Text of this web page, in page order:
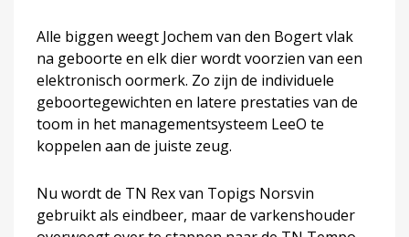
Alle biggen weegt Jochem van den Bogert vlak
na geboorte en elk dier wordt voorzien van een
elektronisch oormerk. Zo zijn de individuele
geboortegewichten en latere prestaties van de
toom in het managementsysteem LeeO te
koppelen aan de juiste zeug.
Nu wordt de TN Rex van Topigs Norsvin
gebruikt als eindbeer, maar de varkenshouder